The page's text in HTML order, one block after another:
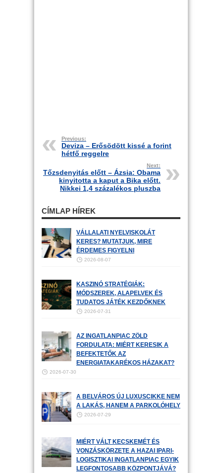
Previous:
Deviza – Erősödött kissé a forint
hétfő reggelre
Next:
Tőzsdenyitás előtt – Ázsia: Obama
kinyitotta a kaput a Bika előtt.
Nikkei 1,4 százalékos pluszba
CÍMLAP HÍREK
VÁLLALATI NYELVISKOLÁT
KERES? MUTATJUK, MIRE
ÉRDEMES FIGYELNI
2026-08-07
KASZINÓ STRATÉGIÁK:
MÓDSZEREK, ALAPELVEK ÉS
TUDATOS JÁTÉK KEZDŐKNEK
2026-07-31
AZ INGATLANPIAC ZÖLD
FORDULATA: MIÉRT KERESIK A
BEFEKTETŐK AZ
ENERGIATAKARÉKOS HÁZAKAT?
2026-07-30
A BELVÁROS ÚJ LUXUSCIKKE NEM
A LAKÁS, HANEM A PARKOLÓHELY
2026-07-29
MIÉRT VÁLT KECSKEMÉT ÉS
VONZÁSKÖRZETE A HAZAI IPARI-
LOGISZTIKAI INGATLANPIAC EGYIK
LEGFONTOSABB KÖZPONTJÁVÁ?